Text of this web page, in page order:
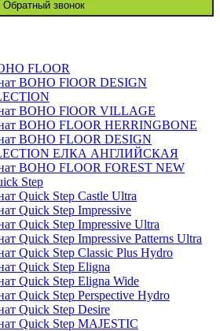
Обратный звонок
FLOOR
BOHO FlOOR DESIGN
BOHO FlOOR VILLAGE
BOHO FLOOR HERRINGBONE
BOHO FLOOR DESIGN
ЕЛКА АНГЛИЙСКАЯ
BOHO FLOOR FOREST NEW
Step
Quick Step Castle Ultra
Quick Step Impressive
Quick Step Impressive Ultra
Quick Step Impressive Patterns Ultra
Quick Step Classic Plus Hydro
Quick Step Eligna
Quick Step Eligna Wide
Quick Step Perspective Hydro
Quick Step Desire
Quick Step MAJESTIC